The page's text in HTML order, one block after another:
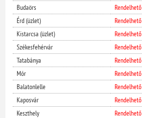
Budaörs
Rendelhető
Érd (üzlet)
Rendelhető
Kistarcsa (üzlet)
Rendelhető
Székesfehérvár
Rendelhető
Tatabánya
Rendelhető
Mór
Rendelhető
Balatonlelle
Rendelhető
Kaposvár
Rendelhető
Keszthely
Rendelhető